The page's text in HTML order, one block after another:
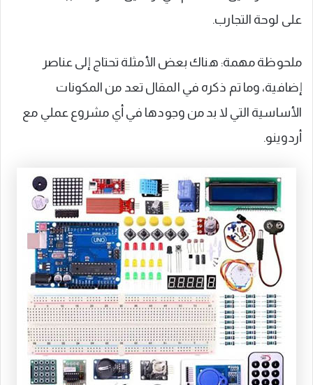
على لوحة التجارب.
ملحوظة مهمة: هناك بعض الأمثلة تحتاج إلى عناصر
إضافية، وما تم ذكره في المقال تعد من المكونات
الأساسية التي لا بد من وجودها في أي مشروع عملي مع
أردوينو.